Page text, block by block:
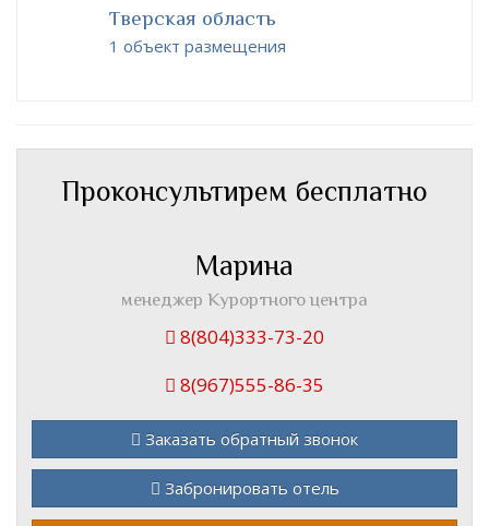
Тверская область
1 объект размещения
Проконсультирем бесплатно
Марина
менеджер Курортного центра
8(804)333-73-20
8(967)555-86-35
Заказать обратный звонок
Забронировать отель